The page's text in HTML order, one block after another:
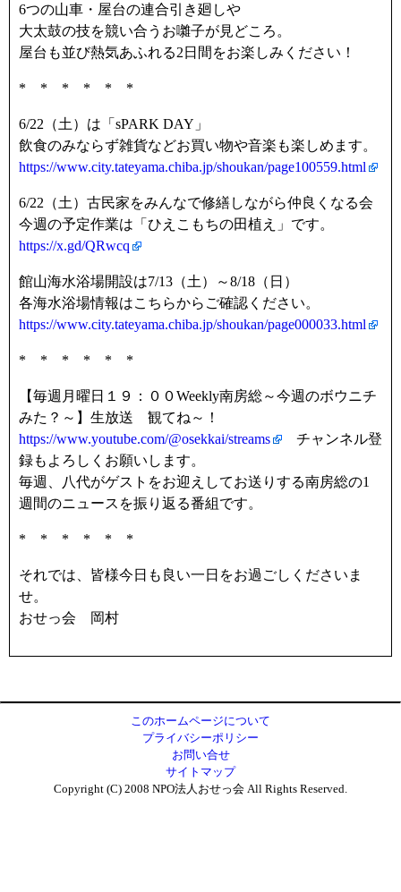
6つの山車・屋台の連合引き廻しや
大太鼓の技を競い合うお囃子が見どころ。
屋台も並び熱気あふれる2日間をお楽しみください！
* * * * * *
6/22（土）は「sPARK DAY」
飲食のみならず雑貨などお買い物や音楽も楽しめます。
https://www.city.tateyama.chiba.jp/shoukan/page100559.html
6/22（土）古民家をみんなで修繕しながら仲良くなる会
今週の予定作業は「ひえこもちの田植え」です。
https://x.gd/QRwcq
館山海水浴場開設は7/13（土）～8/18（日）
各海水浴場情報はこちらからご確認ください。
https://www.city.tateyama.chiba.jp/shoukan/page000033.html
* * * * * *
【毎週月曜日１９：００Weekly南房総～今週のボウニチ
みた？～】生放送 観てね～！
https://www.youtube.com/@osekkai/streams
チャンネル登
録もよろしくお願いします。
毎週、八代がゲストをお迎えしてお送りする南房総の1
週間のニュースを振り返る番組です。
* * * * * *
それでは、皆様今日も良い一日をお過ごしくださいま
せ。
おせっ会 岡村
このホームページについて
プライバシーポリシー
お問い合せ
サイトマップ
Copyright (C) 2008 NPO法人おせっ会 All Rights Reserved.